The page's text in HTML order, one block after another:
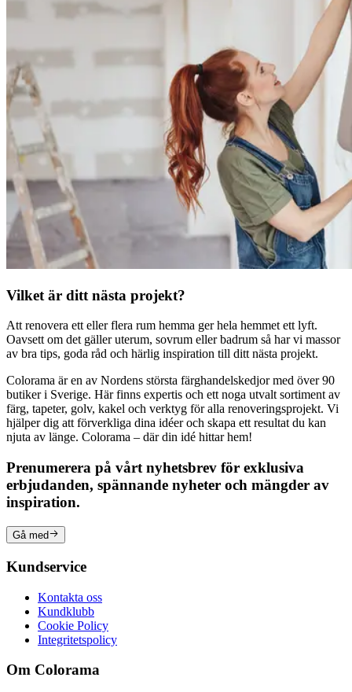
Vilket är ditt nästa projekt?
Att renovera ett eller flera rum hemma ger hela hemmet ett lyft.
Oavsett om det gäller uterum, sovrum eller badrum så har vi massor
av bra tips, goda råd och härlig inspiration till ditt nästa projekt.
Colorama är en av Nordens största färghandelskedjor med över 90
butiker i Sverige. Här finns expertis och ett noga utvalt sortiment av
färg, tapeter, golv, kakel och verktyg för alla renoveringsprojekt. Vi
hjälper dig att förverkliga dina idéer och skapa ett resultat du kan
njuta av länge. Colorama – där din idé hittar hem!
Prenumerera på vårt nyhetsbrev för exklusiva
erbjudanden, spännande nyheter och mängder av
inspiration.
Gå med
Kundservice
Kontakta oss
Kundklubb
Cookie Policy
Integritetspolicy
Om Colorama